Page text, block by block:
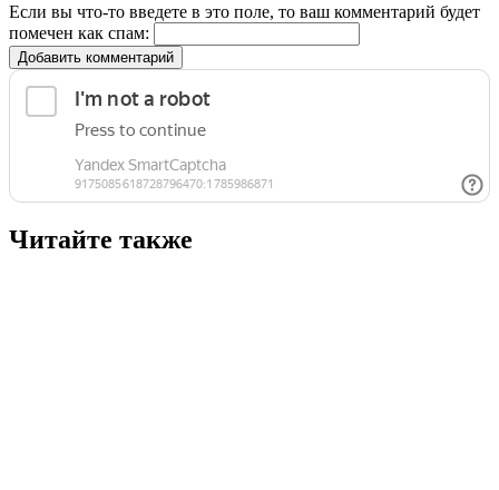
Если вы что-то введете в это поле, то ваш комментарий будет
помечен как спам:
Добавить комментарий
Читайте также